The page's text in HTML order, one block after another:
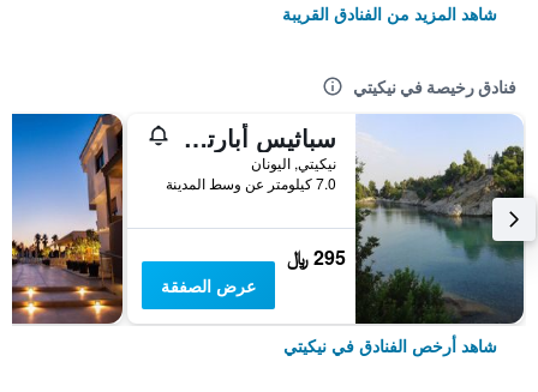
شاهد المزيد من الفنادق القريبة
فنادق رخيصة في نيكيتي
سباثيس أبارتمنتس
نيكيتي, اليونان
7.0 كيلومتر عن وسط المدينة
295 ﷼
عرض الصفقة
شاهد أرخص الفنادق في نيكيتي